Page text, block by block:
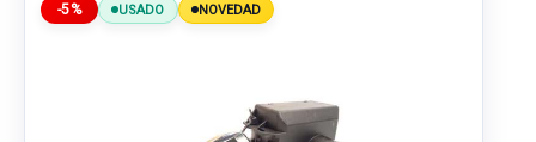
-5% USADO NOVEDAD